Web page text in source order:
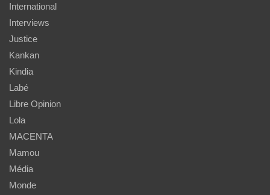
International
Interviews
Justice
Kankan
Kindia
Labé
Libre Opinion
Lola
MACENTA
Mamou
Média
Monde